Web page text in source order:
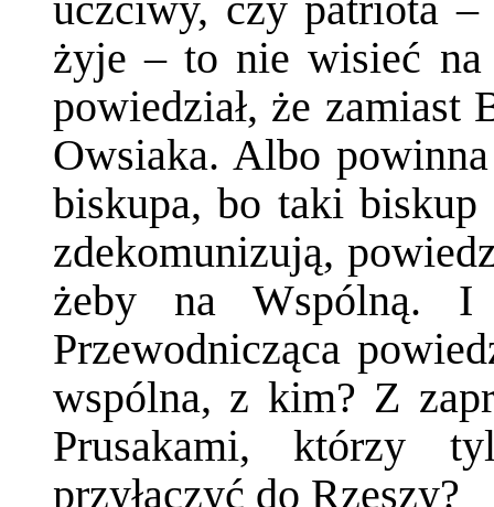
żyje – to nie wisieć
powiedział, że zamiast
Owsiaka. Albo
biskupa, bo taki
zdekomunizują,
żeby na Wspólną. I
Przewodnicząca
wspólna, z kim? Z
Prusakami, którzy
przyłączyć do Rzeszy?